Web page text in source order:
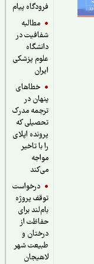
فرودگاه پیام
مطالبه
شفافیت در
دانشگاه
علوم پزشکی
خطاهای
پنهان در
ترجمه مدرک
تحصیلی که
پرونده اپلای
را با تاخیر
درخواست
توقف پروژه
بام‌لند برای
حفاظت از
درختان و
طبیعت شهر
لاهیجان